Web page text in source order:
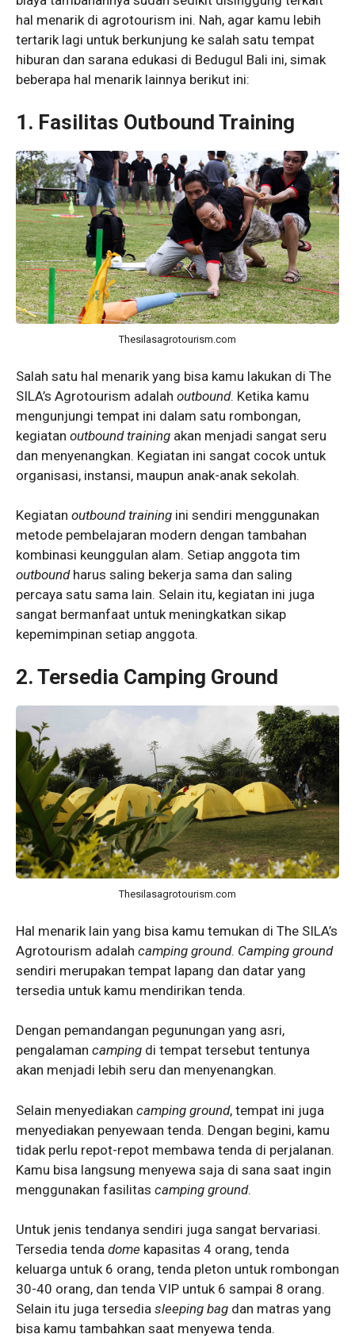
hal menarik di agrotourism ini. Nah, agar kamu lebih
tertarik lagi untuk berkunjung ke salah satu tempat
hiburan dan sarana edukasi di Bedugul Bali ini, simak
beberapa hal menarik lainnya berikut ini:
1. Fasilitas Outbound Training
Thesilasagrotourism.com
Salah satu hal menarik yang bisa kamu lakukan di The
SILA’s Agrotourism adalah outbound. Ketika kamu
mengunjungi tempat ini dalam satu rombongan,
kegiatan outbound training akan menjadi sangat seru
dan menyenangkan. Kegiatan ini sangat cocok untuk
organisasi, instansi, maupun anak-anak sekolah.
Kegiatan outbound training ini sendiri menggunakan
metode pembelajaran modern dengan tambahan
kombinasi keunggulan alam. Setiap anggota tim
outbound harus saling bekerja sama dan saling
percaya satu sama lain. Selain itu, kegiatan ini juga
sangat bermanfaat untuk meningkatkan sikap
kepemimpinan setiap anggota.
2. Tersedia Camping Ground
Thesilasagrotourism.com
Hal menarik lain yang bisa kamu temukan di The SILA’s
Agrotourism adalah camping ground. Camping ground
sendiri merupakan tempat lapang dan datar yang
tersedia untuk kamu mendirikan tenda.
Dengan pemandangan pegunungan yang asri,
pengalaman camping di tempat tersebut tentunya
akan menjadi lebih seru dan menyenangkan.
Selain menyediakan camping ground, tempat ini juga
menyediakan penyewaan tenda. Dengan begini, kamu
tidak perlu repot-repot membawa tenda di perjalanan.
Kamu bisa langsung menyewa saja di sana saat ingin
menggunakan fasilitas camping ground.
Untuk jenis tendanya sendiri juga sangat bervariasi.
Tersedia tenda dome kapasitas 4 orang, tenda
keluarga untuk 6 orang, tenda pleton untuk rombongan
30-40 orang, dan tenda VIP untuk 6 sampai 8 orang.
Selain itu juga tersedia sleeping bag dan matras yang
bisa kamu tambahkan saat menyewa tenda.